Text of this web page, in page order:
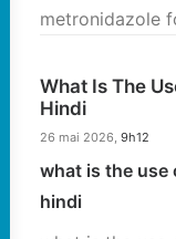
metronidazole
What Is The
Hindi
26 mai 2026, 9h12
what is the use
hindi